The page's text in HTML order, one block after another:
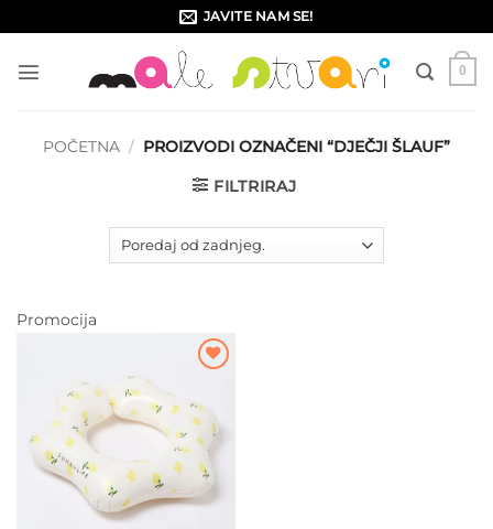
to
content
JAVITE NAM SE!
0
POČETNA / PROIZVODI OZNAČENI “DJEČJI ŠLAUF”
FILTRIRAJ
Promocija
želja